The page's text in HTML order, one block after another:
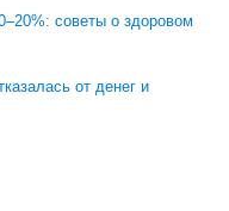
советы о здоровом
от денег и